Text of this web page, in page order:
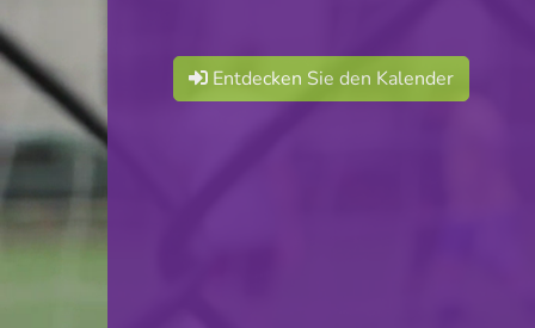
Entdecken Sie den Kalender